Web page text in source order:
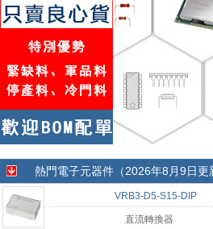
熱門電子元器件（2026年8月9日更
VRB3-D5-S15-DIP
直流轉換器